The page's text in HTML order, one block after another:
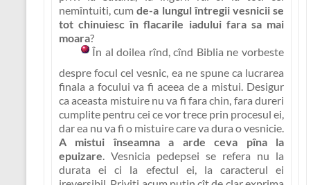
nemîntuiti, cumde-a lungul întregii vesnicii se
tot chinuiesc în flacarile iadului fara sa mai
moara?
În al doilea rînd, cînd Biblia ne vorbeste
despre focul cel vesnic, ea ne spune ca lucrarea
finala a focului va fi aceea de a mistui. Desigur
ca aceasta mistuire nu va fi fara chin, fara dureri
cumplite pentru cei ce vor trece prin procesul ei,
dar ea nu va fi o mistuire care va dura o vesnicie.
A mistui înseamna a arde ceva pîna la
epuizare. Vesnicia pedepsei se refera nu la
durata ei ci la efectul ei, la caracterul ei